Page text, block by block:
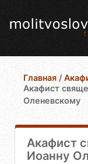
Главная /
Акафист
Оленевскому
Акафист
Иоанну